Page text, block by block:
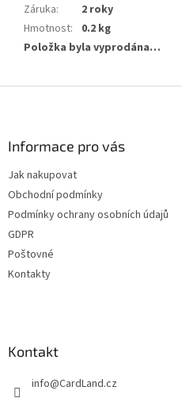
Záruka:
2 roky
Hmotnost:
0.2 kg
Položka byla vyprodána…
Informace pro vás
Jak nakupovat
Obchodní podmínky
Podmínky ochrany osobních údajů
GDPR
Poštovné
Kontakty
Kontakt
info@CardLand.cz